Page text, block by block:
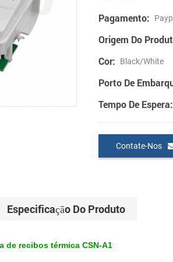
Pagamento:
Origem Do
Cor: Black/White
Porto De
Tempo De Espera:
Contate-Nos
Especificação Do Produto
de recibos térmica CSN-A1